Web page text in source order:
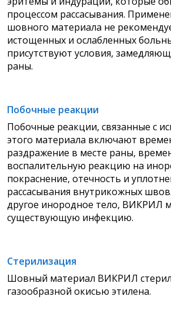
процессом рассасывания.
шовного материала не
истощенных и ослабленных
присутствуют условия,
раны.
Побочные реакции
Побочные реакции, связанные с
этого материала включают
раздражение в месте раны,
воспалительную реакцию на
покраснение, отечность и
рассасывания внутрикожных
другое инородное тело, ВИКРИЛ
существующую инфекцию.
Стерилизация
Шовный материал ВИКРИЛ
газообразной окисью этилена.